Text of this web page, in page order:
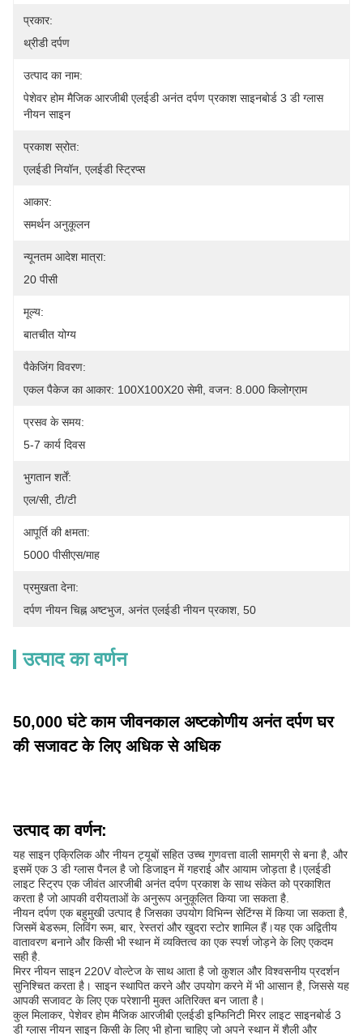
प्रकार:
थ्रीडी दर्पण
उत्पाद का नाम:
पेशेवर होम मैजिक आरजीबी एलईडी अनंत दर्पण प्रकाश साइनबोर्ड 3 डी ग्लास
नीयन साइन
प्रकाश स्रोत:
एलईडी नियॉन, एलईडी स्ट्रिप्स
आकार:
समर्थन अनुकूलन
न्यूनतम आदेश मात्रा:
20 पीसी
मूल्य:
बातचीत योग्य
पैकेजिंग विवरण:
एकल पैकेज का आकार: 100X100X20 सेमी, वजन: 8.000 किलोग्राम
प्रसव के समय:
5-7 कार्य दिवस
भुगतान शर्तें:
एल/सी, टी/टी
आपूर्ति की क्षमता:
5000 पीसीएस/माह
प्रमुखता देना:
दर्पण नीयन चिह्न अष्टभुज अनंत एलईडी नीयन प्रकाश 50
उत्पाद का वर्णन
50,000 घंटे काम जीवनकाल अष्टकोणीय अनंत दर्पण घर
की सजावट के लिए अधिक से अधिक
उत्पाद का वर्णन:
यह साइन एक्रिलिक और नीयन ट्यूबों सहित उच्च गुणवत्ता वाली सामग्री से बना है, और
इसमें एक 3 डी ग्लास पैनल है जो डिजाइन में गहराई और आयाम जोड़ता है।एलईडी
लाइट स्ट्रिप एक जीवंत आरजीबी अनंत दर्पण प्रकाश के साथ संकेत को प्रकाशित
करता है जो आपकी वरीयताओं के अनुरूप अनुकूलित किया जा सकता है.
नीयन दर्पण एक बहुमुखी उत्पाद है जिसका उपयोग विभिन्न सेटिंग्स में किया जा सकता है,
जिसमें बेडरूम, लिविंग रूम, बार, रेस्तरां और खुदरा स्टोर शामिल हैं।यह एक अद्वितीय
वातावरण बनाने और किसी भी स्थान में व्यक्तित्व का एक स्पर्श जोड़ने के लिए एकदम
सही है.
मिरर नीयन साइन 220V वोल्टेज के साथ आता है जो कुशल और विश्वसनीय प्रदर्शन
सुनिश्चित करता है। साइन स्थापित करने और उपयोग करने में भी आसान है, जिससे यह
आपकी सजावट के लिए एक परेशानी मुक्त अतिरिक्त बन जाता है।
कुल मिलाकर, पेशेवर होम मैजिक आरजीबी एलईडी इन्फिनिटी मिरर लाइट साइनबोर्ड 3
डी ग्लास नीयन साइन किसी के लिए भी होना चाहिए जो अपने स्थान में शैली और